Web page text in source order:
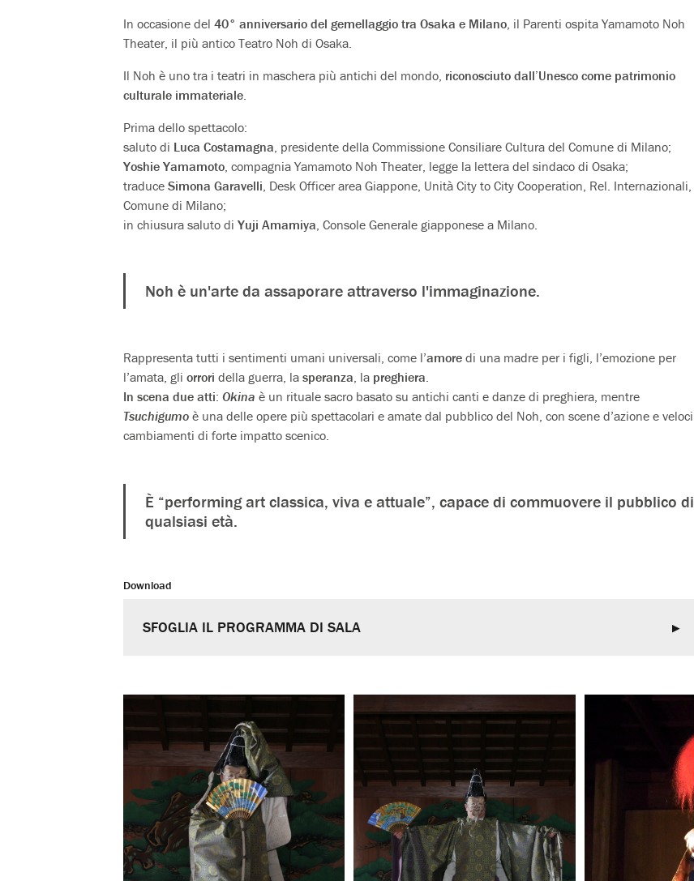
In occasione del 40° anniversario del gemellaggio tra Osaka e Milano, il Parenti ospita Yamamoto Noh
Theater, il più antico Teatro Noh di Osaka.
Il Noh è uno tra i teatri in maschera più antichi del mondo, riconosciuto dall’Unesco come patrimonio
culturale immateriale.
Prima dello spettacolo:
saluto di Luca Costamagna, presidente della Commissione Consiliare Cultura del Comune di Milano;
Yoshie Yamamoto, compagnia Yamamoto Noh Theater, legge la lettera del sindaco di Osaka;
traduce Simona Garavelli, Desk Officer area Giappone, Unità City to City Cooperation, Rel. Internazionali,
Comune di Milano;
in chiusura saluto di Yuji Amamiya, Console Generale giapponese a Milano.
Noh è un'arte da assaporare attraverso l'immaginazione.
Rappresenta tutti i sentimenti umani universali, come l’amore di una madre per i figli, l’emozione per
l’amata, gli orrori della guerra, la speranza, la preghiera.
In scena due atti: Okina è un rituale sacro basato su antichi canti e danze di preghiera, mentre
Tsuchigumo è una delle opere più spettacolari e amate dal pubblico del Noh, con scene d’azione e veloci
cambiamenti di forte impatto scenico.
È “performing art classica, viva e attuale”, capace di commuovere il pubblico di
qualsiasi età.
Download
SFOGLIA IL PROGRAMMA DI SALA